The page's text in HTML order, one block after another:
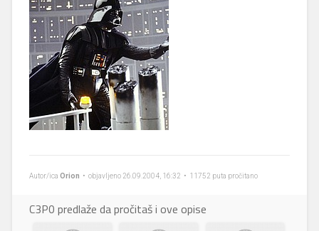
Autor/icaOrion • objavljeno 26.09.2004, 16:32 • 11752 puta pročitano
C3P0 predlaže da pročitaš i ove opise